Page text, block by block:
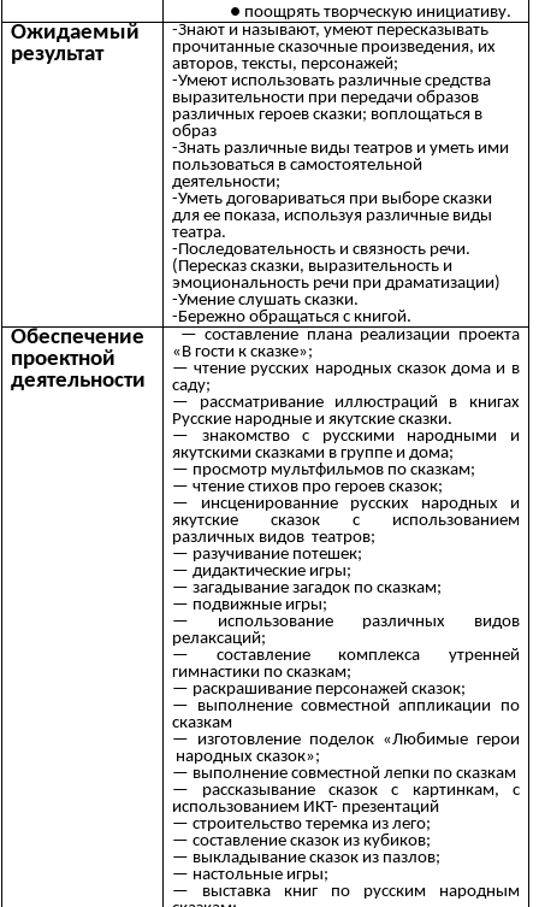
поощрять творческую инициативу.
Ожидаемый
результат
-Знают и называют, умеют пересказывать
прочитанные сказочные произведения, их
авторов, тексты, персонажей;
-Умеют использовать различные средства
выразительности при передачи образов
различных героев сказки; воплощаться в
образ
-Знать различные виды театров и уметь ими
пользоваться в самостоятельной
деятельности;
-Уметь договариваться при выборе сказки
для ее показа, используя различные виды
театра.
-Последовательность и связность речи.
(Пересказ сказки, выразительность и
эмоциональность речи при драматизации)
-Умение слушать сказки.
-Бережно обращаться с книгой.
Обеспечение
проектной
деятельности
— составление плана реализации проекта
«В гости к сказке»;
— чтение русских народных сказок дома и в
саду;
— рассматривание иллюстраций в книгах
Русские народные и якутские сказки.
— знакомство с русскими народными и
якутскими сказками в группе и дома;
— просмотр мультфильмов по сказкам;
— чтение стихов про героев сказок;
— инсценированние русских народных и
якутские сказок с использованием
различных видов театров;
— разучивание потешек;
— дидактические игры;
— загадывание загадок по сказкам;
— подвижные игры;
— использование различных видов
релаксаций;
— составление комплекса утренней
гимнастики по сказкам;
— раскрашивание персонажей сказок;
— выполнение совместной аппликации по
сказкам
— изготовление поделок «Любимые герои
народных сказок»;
— выполнение совместной лепки по сказкам
— рассказывание сказок с картинкам, с
использованием ИКТ- презентаций
— строительство теремка из лего;
— составление сказок из кубиков;
— выкладывание сказок из пазлов;
— настольные игры;
— выставка книг по русским народным